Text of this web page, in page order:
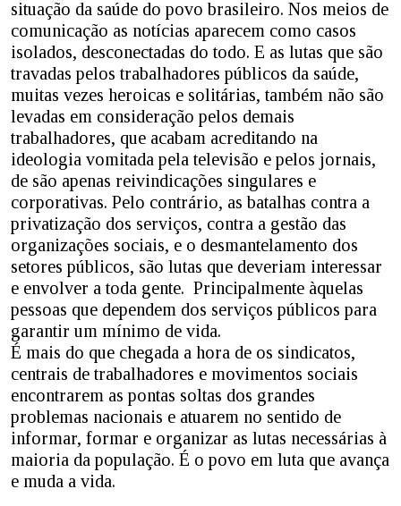
situação da saúde do povo brasileiro. Nos meios de
comunicação as notícias aparecem como casos
isolados, desconectadas do todo. E as lutas que são
travadas pelos trabalhadores públicos da saúde,
muitas vezes heroicas e solitárias, também não são
levadas em consideração pelos demais
trabalhadores, que acabam acreditando na
ideologia vomitada pela televisão e pelos jornais,
de são apenas reivindicações singulares e
corporativas. Pelo contrário, as batalhas contra a
privatização dos serviços, contra a gestão das
organizações sociais, e o desmantelamento dos
setores públicos, são lutas que deveriam interessar
e envolver a toda gente. Principalmente àquelas
pessoas que dependem dos serviços públicos para
garantir um mínimo de vida.
É mais do que chegada a hora de os sindicatos,
centrais de trabalhadores e movimentos sociais
encontrarem as pontas soltas dos grandes
problemas nacionais e atuarem no sentido de
informar, formar e organizar as lutas necessárias à
maioria da população. É o povo em luta que avança
e muda a vida.